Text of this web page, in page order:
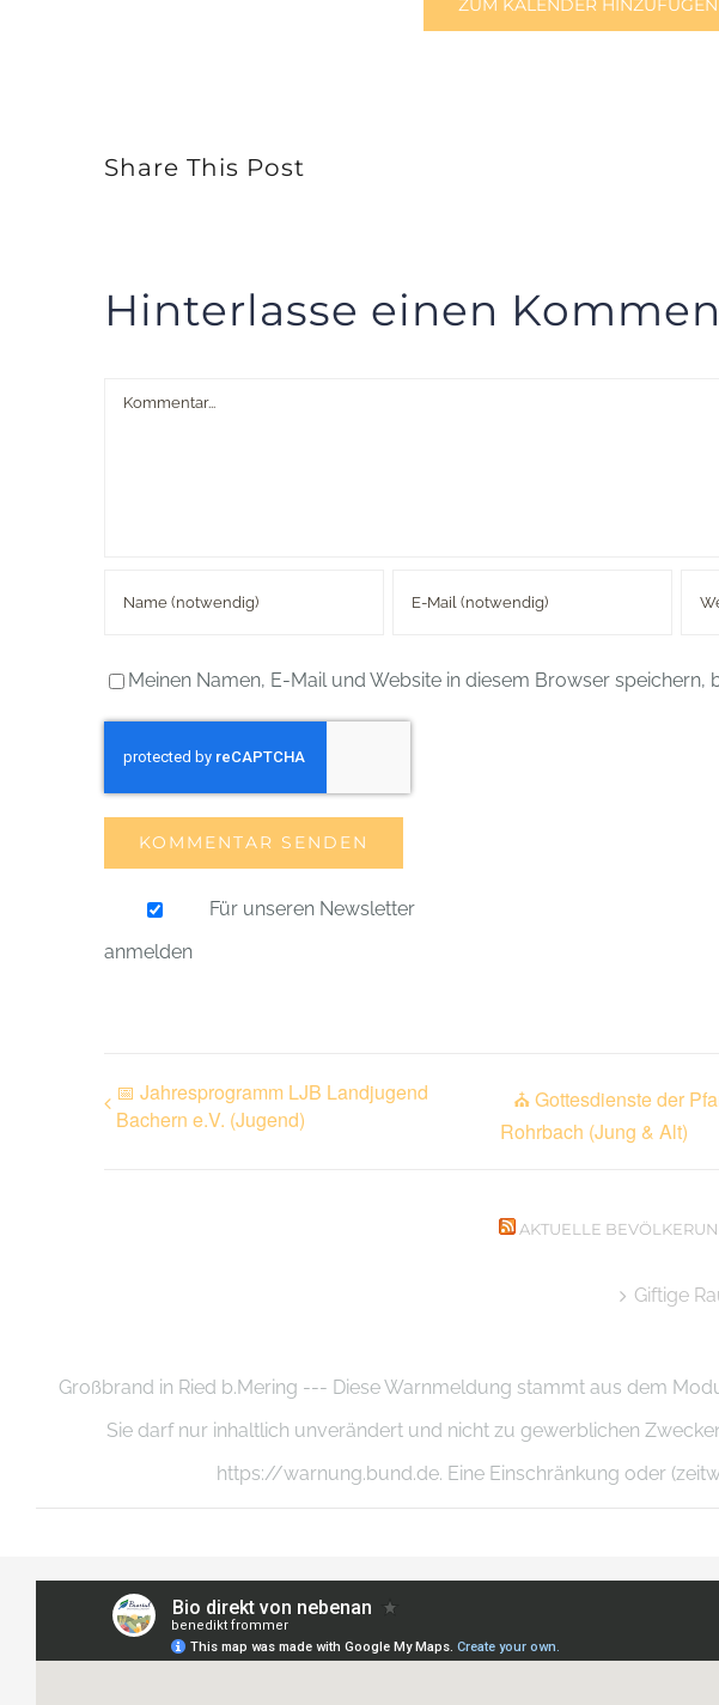
ZUM KALENDER HINZUFÜGEN
Share This Post
Hinterlasse einen
Kommentar
Meinen Namen, E-Mail und Website in diesem Browser speichern,
Für unseren Newsletter
anmelden
📅 Jahresprogramm LJB Landjugend
Bachern e.V. (Jugend)
⛪ Gottesdienste der
Rohrbach (Jung & Alt)
AKTUELLE
Giftige
Großbrand in Ried b.Mering --- Diese Warnmeldung stammt aus dem
Sie darf nur inhaltlich unverändert und nicht zu gewerblichen
https://warnung.bund.de. Eine Einschränkung oder